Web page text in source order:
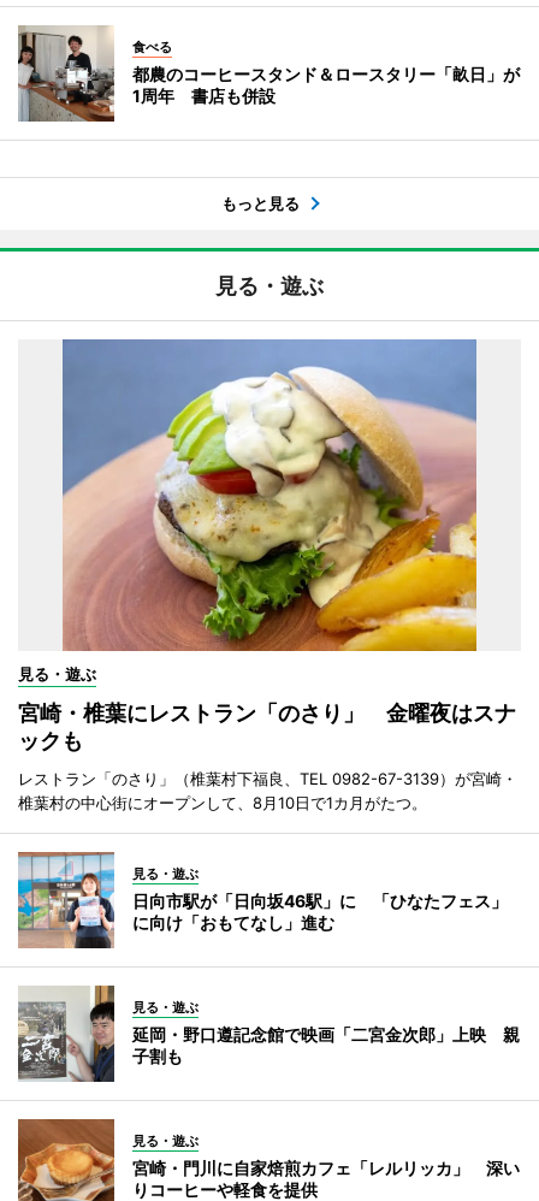
食べる
都農のコーヒースタンド＆ロースタリー「畝日」が
1周年 書店も併設
もっと見る
見る・遊ぶ
見る・遊ぶ
宮崎・椎葉にレストラン「のさり」 金曜夜はスナ
ックも
レストラン「のさり」（椎葉村下福良、TEL 0982-67-3139）が宮崎・
椎葉村の中心街にオープンして、8月10日で1カ月がたつ。
見る・遊ぶ
日向市駅が「日向坂46駅」に 「ひなたフェス」
に向け「おもてなし」進む
見る・遊ぶ
延岡・野口遵記念館で映画「二宮金次郎」上映 親
子割も
見る・遊ぶ
宮崎・門川に自家焙煎カフェ「レルリッカ」 深い
りコーヒーや軽食を提供